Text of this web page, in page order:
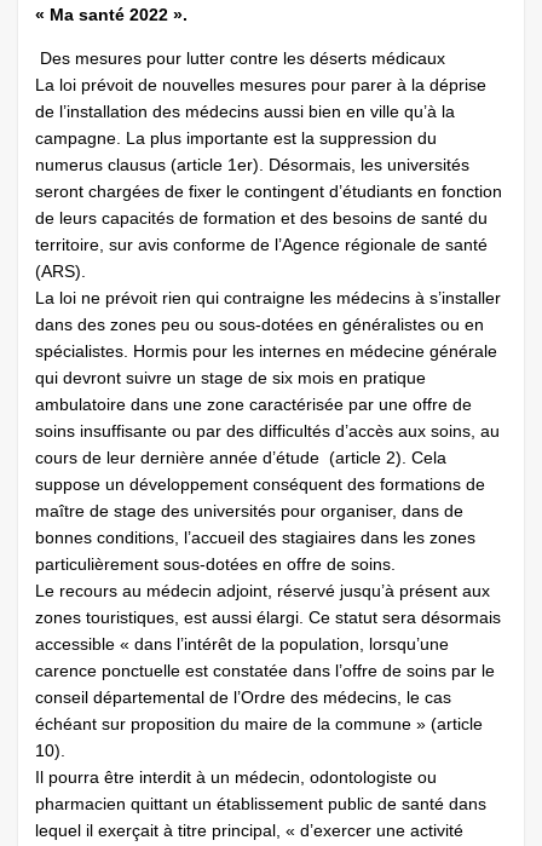
« Ma santé 2022 ».
Des mesures pour lutter contre les déserts médicaux
La loi prévoit de nouvelles mesures pour parer à la déprise
de l’installation des médecins aussi bien en ville qu’à la
campagne. La plus importante est la suppression du
numerus clausus (article 1er). Désormais, les universités
seront chargées de fixer le contingent d’étudiants en fonction
de leurs capacités de formation et des besoins de santé du
territoire, sur avis conforme de l’Agence régionale de santé
(ARS).
La loi ne prévoit rien qui contraigne les médecins à s’installer
dans des zones peu ou sous-dotées en généralistes ou en
spécialistes. Hormis pour les internes en médecine générale
qui devront suivre un stage de six mois en pratique
ambulatoire dans une zone caractérisée par une offre de
soins insuffisante ou par des difficultés d’accès aux soins, au
cours de leur dernière année d’étude (article 2). Cela
suppose un développement conséquent des formations de
maître de stage des universités pour organiser, dans de
bonnes conditions, l’accueil des stagiaires dans les zones
particulièrement sous-dotées en offre de soins.
Le recours au médecin adjoint, réservé jusqu’à présent aux
zones touristiques, est aussi élargi. Ce statut sera désormais
accessible « dans l’intérêt de la population, lorsqu’une
carence ponctuelle est constatée dans l’offre de soins par le
conseil départemental de l’Ordre des médecins, le cas
échéant sur proposition du maire de la commune » (article
10).
Il pourra être interdit à un médecin, odontologiste ou
pharmacien quittant un établissement public de santé dans
lequel il exerçait à titre principal, « d’exercer une activité